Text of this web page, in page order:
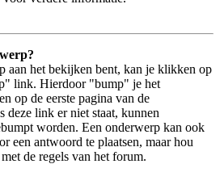
aan het bekijken bent, kan je klikken op
link. Hierdoor "bump" je het
op de eerste pagina van de
deze link er niet staat, kunnen
worden. Een onderwerp kan ook
een antwoord te plaatsen, maar hou
de regels van het forum.